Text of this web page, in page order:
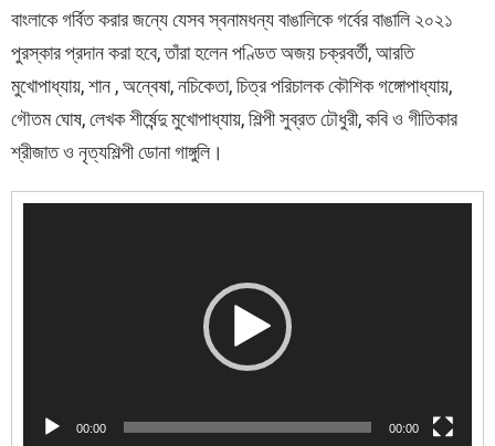
বাংলাকে গর্বিত করার জন্যে যেসব স্বনামধন্য বাঙালিকে গর্বের বাঙালি ২০২১
পুরস্কার প্রদান করা হবে, তাঁরা হলেন পণ্ডিত অজয় চক্রবর্তী, আরতি
মুখোপাধ্যায়, শান , অন্বেষা, নচিকেতা, চিত্র পরিচালক কৌশিক গঙ্গোপাধ্যায়,
গৌতম ঘোষ, লেখক শীর্ষেন্দু মুখোপাধ্যায়, শিল্পী সুব্রত ঢৌধুরী, কবি ও গীতিকার
শ্রীজাত ও নৃত্যশিল্পী ডোনা গাঙ্গুলি।
00:00 00:00